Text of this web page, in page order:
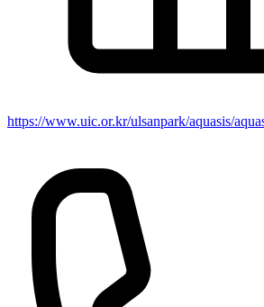
https://www.uic.or.kr/ulsanpark/aquasis/